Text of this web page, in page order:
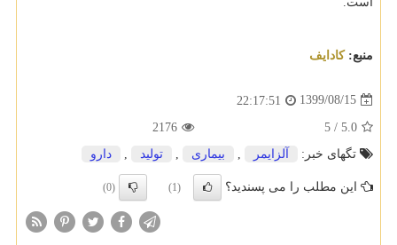
منبع:كادایف
1399/08/15
22:17:51
5.0
/
5
2176
تگهای خبر:
آلزایمر بیماری تولید دارو
این مطلب را می پسندید؟ (1)
(0)